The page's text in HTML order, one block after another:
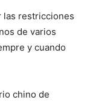
las restricciones
de varios
y cuando
chino de